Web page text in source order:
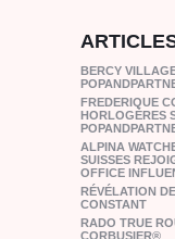
BERCY
FREDERIQUE
HORLOGÈRES
ALPINA
SUISSES
OFFICE
RÉVÉLATION
CONSTANT
RADO TRUE
CORBUSIER®